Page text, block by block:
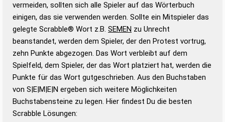
bestimmen!
zugelassene Turnier Scrabble-
Wörterbücher sind:
Duden – Standardwerk in 12 Bänden
Duden – Richtiges und gutes
Deutsch
Duden – Die deutsche Grammatik
Duden – Deutsches
vermeiden, sollten sich alle Spieler auf das Wörterbuch
einigen, das sie verwenden werden. Sollte ein Mitspieler das
gelegte Scrabble® Wort z.B. SEMEN zu Unrecht
beanstandet, werden dem Spieler, der den Protest vortrug,
zehn Punkte abgezogen. Das Wort verbleibt auf dem
Spielfeld, dem Spieler, der das Wort platziert hat, werden die
Punkte für das Wort gutgeschrieben. Aus den Buchstaben
von S|E|M|E|N ergeben sich weitere Möglichkeiten
Buchstabensteine zu legen. Hier findest Du die besten
Scrabble Lösungen: